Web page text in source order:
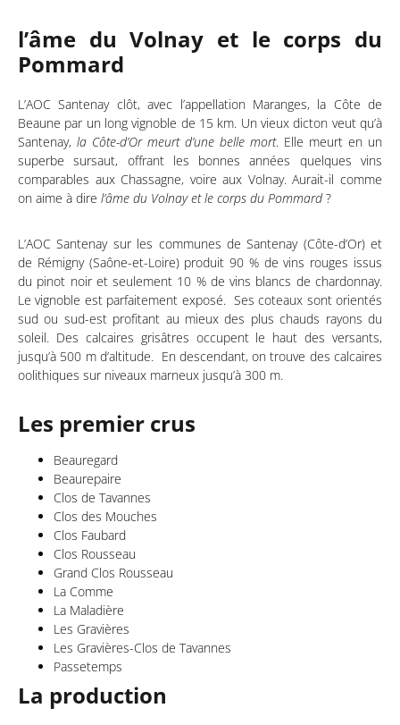
l’âme du Volnay et le corps du
Pommard
L’AOC Santenay clôt, avec l’appellation Maranges, la Côte de
Beaune par un long vignoble de 15 km. Un vieux dicton veut qu’à
Santenay, la Côte-d’Or meurt d’une belle mort. Elle meurt en un
superbe sursaut, offrant les bonnes années quelques vins
comparables aux Chassagne, voire aux Volnay. Aurait-il comme
on aime à dire l’âme du Volnay et le corps du Pommard?
L’AOC Santenay sur les communes de Santenay (Côte-d’Or) et
de Rémigny (Saône-et-Loire) produit 90 % de vins rouges issus
du pinot noir et seulement 10 % de vins blancs de chardonnay.
Le vignoble est parfaitement exposé. Ses coteaux sont orientés
sud ou sud-est profitant au mieux des plus chauds rayons du
soleil. Des calcaires grisâtres occupent le haut des versants,
jusqu’à 500 m d’altitude. En descendant, on trouve des calcaires
oolithiques sur niveaux marneux jusqu’à 300 m.
Les premier crus
Beauregard
Beaurepaire
Clos de Tavannes
Clos des Mouches
Clos Faubard
Clos Rousseau
Grand Clos Rousseau
La Comme
La Maladière
Les Gravières
Les Gravières-Clos de Tavannes
Passetemps
La production